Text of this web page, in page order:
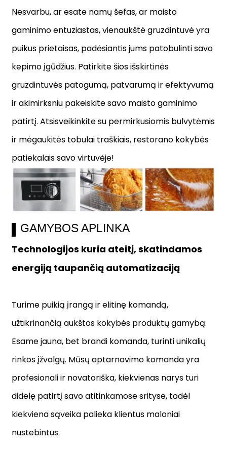
Nesvarbu, ar esate namų šefas, ar maisto
gaminimo entuziastas, vienaukštė gruzdintuvė yra
puikus prietaisas, padėsiantis jums patobulinti savo
kepimo įgūdžius. Patirkite šios išskirtinės
gruzdintuvės patogumą, patvarumą ir efektyvumą
ir akimirksniu pakeiskite savo maisto gaminimo
patirtį. Atsisveikinkite su permirkusiomis bulvytėmis
ir mėgaukitės tobulai traškiais, restorano kokybės
patiekalais savo virtuvėje!
GAMYBOS APLINKA
Technologijos kuria ateitį, skatindamos
energiją taupančią automatizaciją
Turime puikią įrangą ir elitinę komandą,
užtikrinančią aukštos kokybės produktų gamybą.
Esame jauna, bet brandi komanda, turinti unikalių
rinkos įžvalgų. Mūsų aptarnavimo komanda yra
profesionali ir novatoriška, kiekvienas narys turi
didelę patirtį savo atitinkamose srityse, todėl
kiekviena sąveika palieka klientus maloniai
nustebintus.